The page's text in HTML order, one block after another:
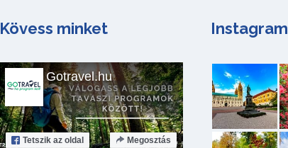
Kövess minket
Gotravel.hu
Tetszik az oldal Megosztás
Instagram